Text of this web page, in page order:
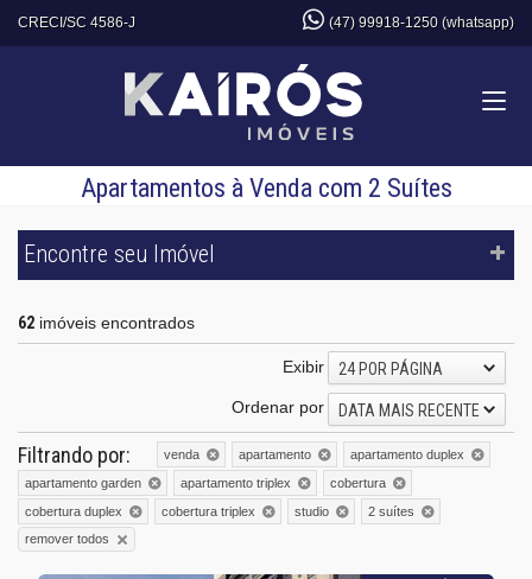
CRECI/SC 4586-J (47) 99918-1250 (whatsapp)
Apartamentos à Venda com 2 Suítes
Encontre seu Imóvel
62 imóveis encontrados
Exibir
24 POR PÁGINA
Ordenar por
DATA MAIS RECENTE
Filtrando por: venda apartamento
apartamento duplex
apartamento garden
apartamento triplex
cobertura
cobertura duplex
cobertura triplex studio
2 suítes
remover todos